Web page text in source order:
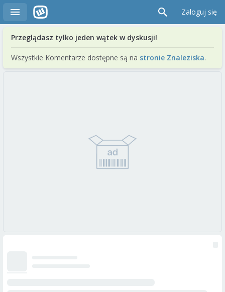
Zaloguj się
Przeglądasz tylko jeden wątek w dyskusji!
Wszystkie Komentarze dostępne są na stronie Znaleziska.